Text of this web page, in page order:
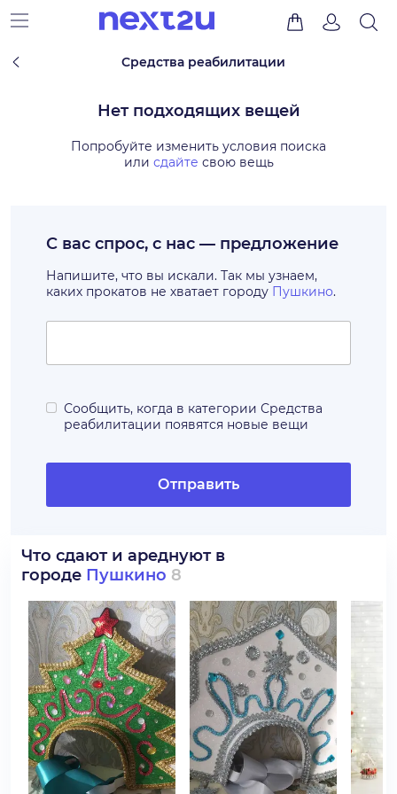
Средства реабилитации
Нет подходящих вещей
Попробуйте изменить условия поиска
или сдайте свою вещь
С вас спрос, с нас — предложение
Напишите, что вы искали. Так мы узнаем,
каких прокатов не хватает городу Пушкино.
Сообщить, когда в категории Средства
реабилитации появятся новые вещи
Отправить
Что сдают и ареднуют в
городе Пушкино 8